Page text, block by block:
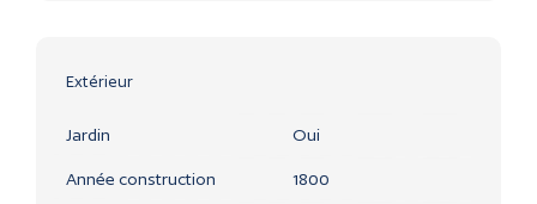
Extérieur
Jardin Oui
Année construction 1800